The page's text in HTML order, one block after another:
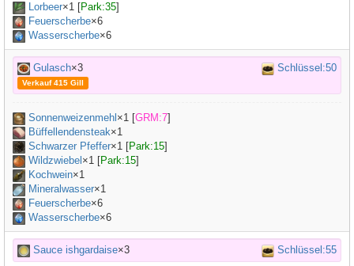
Lorbeer×1 [Park:35]
Feuerscherbe×6
Wasserscherbe×6
Gulasch×3 Schlüssel:50
Verkauf 415 Gill
Sonnenweizenmehl ×1 [GRM:7]
Büffellendensteak×1
Schwarzer Pfeffer×1 [Park:15]
Wildzwiebel ×1 [Park:15]
Kochwein×1
Mineralwasser×1
Feuerscherbe×6
Wasserscherbe×6
Sauce ishgardaise×3 Schlüssel:55